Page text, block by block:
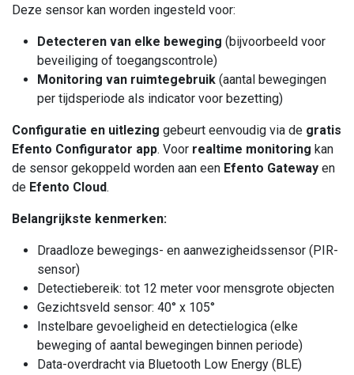
Deze sensor kan worden ingesteld voor:
Detecteren van elke beweging (bijvoorbeeld voor
beveiliging of toegangscontrole)
Monitoring van ruimtegebruik (aantal bewegingen
per tijdsperiode als indicator voor bezetting)
Configuratie en uitlezing gebeurt eenvoudig via de gratis
Efento Configurator app. Voor realtime monitoring kan
de sensor gekoppeld worden aan een Efento Gateway en
de Efento Cloud.
Belangrijkste kenmerken:
Draadloze bewegings- en aanwezigheidssensor (PIR-
sensor)
Detectiebereik: tot 12 meter voor mensgrote objecten
Gezichtsveld sensor: 40° x 105°
Instelbare gevoeligheid en detectielogica (elke
beweging of aantal bewegingen binnen periode)
Data-overdracht via Bluetooth Low Energy (BLE)